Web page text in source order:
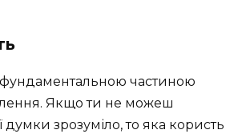
фундаментальною частиною
Якщо ти не можеш
думки зрозуміло, то яка користь